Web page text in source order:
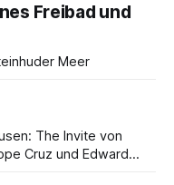
Freibad und
Meer
The Invite von
Cruz und Edward